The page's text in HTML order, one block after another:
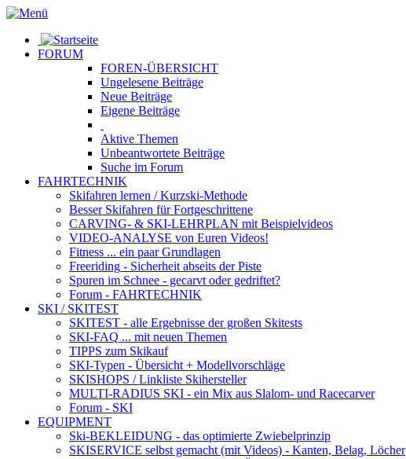
FORUM
FOREN-ÜBERSICHT
Ungelesene Beiträge
Neue Beiträge
Eigene Beiträge
Aktive Themen
Unbeantwortete Beiträge
Suche im Forum
FAHRTECHNIK
Skifahren lernen / Kurzski-Methode
Besser Skifahren für Fortgeschrittene
CARVING- & SKI-LEHRPLAN mit Beispielvideos
VIDEO-ANALYSE von Euren Videos!
Fitness ... ein paar Grundlagen
Freeriding - Sicherheit abseits der Piste
Spuren im Schnee - gecarvt oder gedriftet?
Forum - FAHRTECHNIK
SKI / SKITEST
SKITEST - alle Ergebnisse der großen Skitests
SKI-FAQ ... mit neuen Themen
TIPPS zum Skikauf
SKI-Typen - Übersicht + Modellvorschläge
SKISHOPS / Linkliste Skihersteller
MULTI-RADIUS SKI - ein Mix aus Slalom- und Racecarver
Forum - SKI
EQUIPMENT
Ski-BEKLEIDUNG - das optimierte Zwiebelprinzip
SKISERVICE selbst gemacht (mit Videos) - Kanten, Belag, Löcher